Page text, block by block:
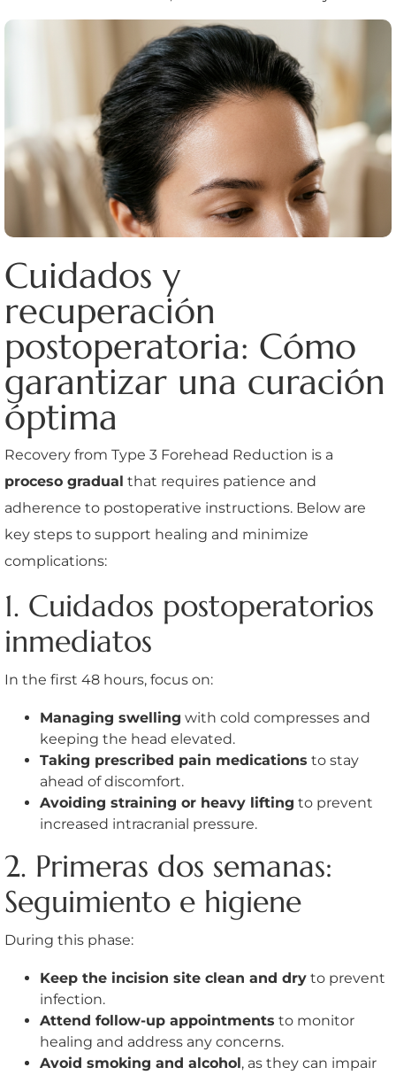
Cuidados y
recuperación
postoperatoria: Cómo
garantizar una curación
óptima
Recovery from Type 3 Forehead Reduction is a
proceso gradual that requires patience and
adherence to postoperative instructions. Below are
key steps to support healing and minimize
complications:
1. Cuidados postoperatorios
inmediatos
In the first 48 hours, focus on:
Managing swelling with cold compresses and
keeping the head elevated.
Taking prescribed pain medications to stay
ahead of discomfort.
Avoiding straining or heavy lifting to prevent
increased intracranial pressure.
2. Primeras dos semanas:
Seguimiento e higiene
During this phase:
Keep the incision site clean and dry to prevent
infection.
Attend follow-up appointments to monitor
healing and address any concerns.
Avoid smoking and alcohol, as they can impair